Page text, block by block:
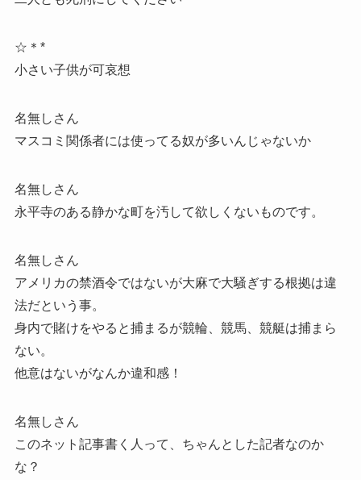
☆＊*
小さい子供が可哀想
名無しさん
マスコミ関係者には使ってる奴が多いんじゃないか
名無しさん
永平寺のある静かな町を汚して欲しくないものです。
名無しさん
アメリカの禁酒令ではないが大麻で大騒ぎする根拠は違
法だという事。
身内で賭けをやると捕まるが競輪、競馬、競艇は捕まら
ない。
他意はないがなんか違和感！
名無しさん
このネット記事書く人って、ちゃんとした記者なのか
な？